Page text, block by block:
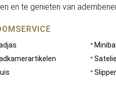
en te genieten van